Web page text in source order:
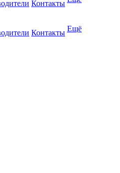
Контакты
Контакты Ещё